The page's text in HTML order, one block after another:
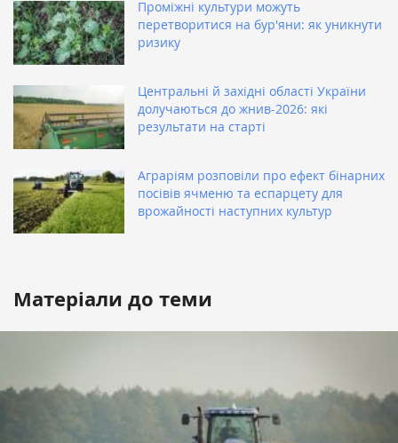
Проміжні культури можуть
перетворитися на бур'яни: як уникнути
ризику
Центральні й західні області України
долучаються до жнив-2026: які
результати на старті
Аграріям розповіли про ефект бінарних
посівів ячменю та еспарцету для
врожайності наступних культур
Матеріали до теми